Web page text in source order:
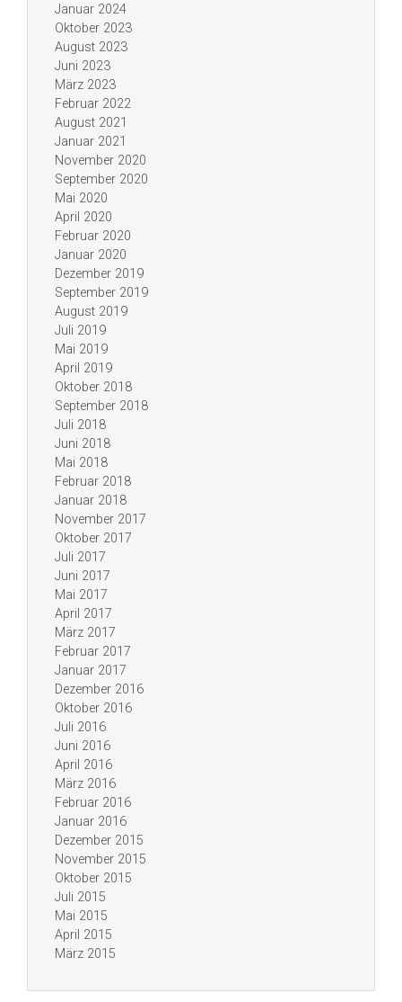
Januar 2024
Oktober 2023
August 2023
Juni 2023
März 2023
Februar 2022
August 2021
Januar 2021
November 2020
September 2020
Mai 2020
April 2020
Februar 2020
Januar 2020
Dezember 2019
September 2019
August 2019
Juli 2019
Mai 2019
April 2019
Oktober 2018
September 2018
Juli 2018
Juni 2018
Mai 2018
Februar 2018
Januar 2018
November 2017
Oktober 2017
Juli 2017
Juni 2017
Mai 2017
April 2017
März 2017
Februar 2017
Januar 2017
Dezember 2016
Oktober 2016
Juli 2016
Juni 2016
April 2016
März 2016
Februar 2016
Januar 2016
Dezember 2015
November 2015
Oktober 2015
Juli 2015
Mai 2015
April 2015
März 2015